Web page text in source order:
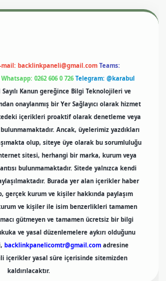
mail: backlinkpaneli@gmail.com Teams:
Whatsapp: 0262 606 0 726 Telegram: @karabul
Sayılı Kanun gereğince Bilgi Teknolojileri ve
onaylanmış bir Yer Sağlayıcı olarak hizmet
içerikleri proaktif olarak denetleme veya
Ancak, üyelerimiz yazdıkları
olup, siteye üye olarak bu sorumluluğu
sitesi, herhangi bir marka, kurum veya
bulunmamaktadır. Sitede yalnızca kendi
Burada yer alan içerikler haber
gerçek kurum ve kişiler hakkında paylaşım
ve kişiler ile isim benzerlikleri tamamen
gütmeyen ve tamamen ücretsiz bir bilgi
ve yasal düzenlemelere aykırı olduğunu
backlinkpanelicomtr@gmail.comadresine
içerikler yasal süre içerisinde sitemizden
kaldırılacaktır.